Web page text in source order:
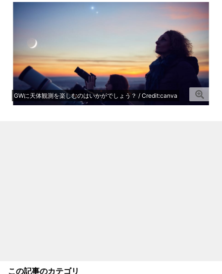
GWに天体観測を楽しむのはいかがでしょう？ / Credit:canva
この記事のカテゴリ